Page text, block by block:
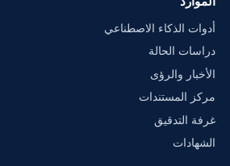
أدوات الذكاء الاصطناعي
دراسات الحالة
الأخبار والرؤى
مركز المستندات
غرفة التدقيق
الشهادات